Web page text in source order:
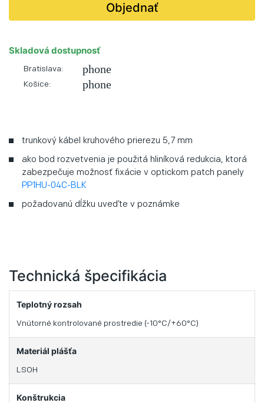
Objednať
Skladová dostupnosť
Bratislava: phone
Košice: phone
trunkový kábel kruhového prierezu 5,7 mm
ako bod rozvetvenia je použitá hliníková redukcia, ktorá
zabezpečuje možnosť fixácie v optickom patch panely
PP1HU-04C-BLK
požadovanú dĺžku uveďte v poznámke
Technická špecifikácia
Teplotný rozsah
Vnútorné kontrolované prostredie (-10°C/+60°C)
Materiál plášťa
LSOH
Konštrukcia